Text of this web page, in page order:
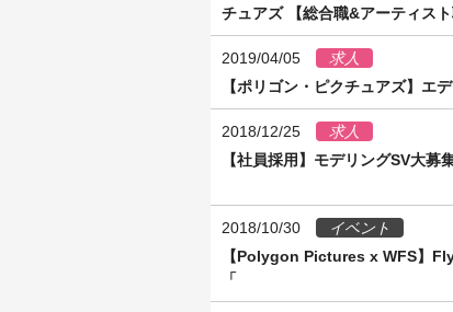
チュアズ 【総合職&アーティス
2019/04/05
求人
【ポリゴン・ピクチュアズ】エ
2018/12/25
求人
【社員採用】モデリングSV大募
2018/10/30
イベント
【Polygon Pictures x WFS】
「